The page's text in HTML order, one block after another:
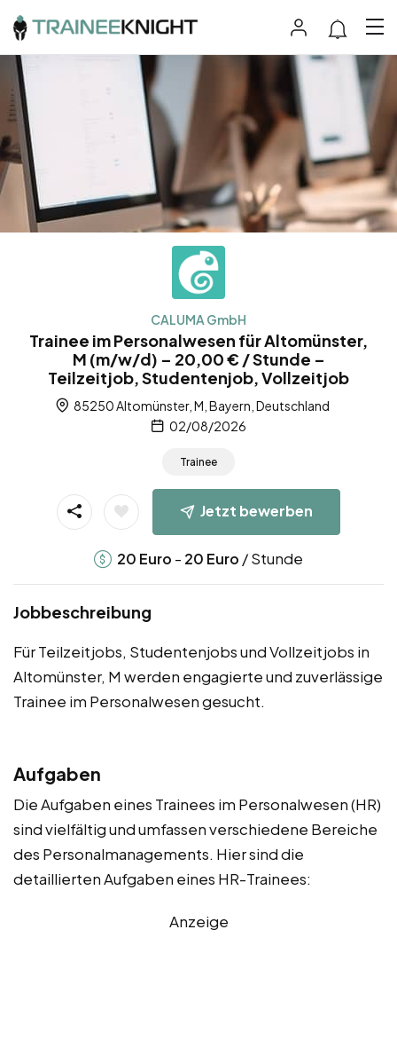
CALUMA GmbH
Trainee im Personalwesen für Altomünster,
M (m/w/d) – 20,00 € / Stunde –
Teilzeitjob, Studentenjob, Vollzeitjob
85250 Altomünster, M, Bayern, Deutschland
02/08/2026
Trainee
Jetzt bewerben
20 Euro - 20 Euro / Stunde
Jobbeschreibung
Für Teilzeitjobs, Studentenjobs und Vollzeitjobs in
Altomünster, M werden engagierte und zuverlässige
Trainee im Personalwesen gesucht.
Aufgaben
Die Aufgaben eines Trainees im Personalwesen (HR)
sind vielfältig und umfassen verschiedene Bereiche
des Personalmanagements. Hier sind die
detaillierten Aufgaben eines HR-Trainees:
Anzeige